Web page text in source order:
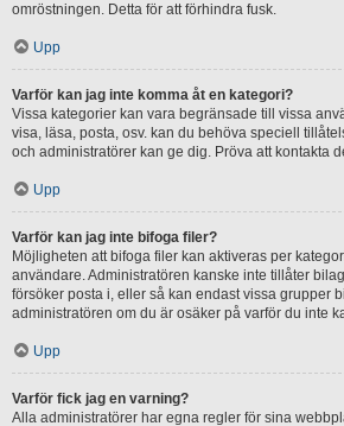
omröstningen. Detta för att förhindra fusk.
Upp
Varför kan jag inte komma åt en kategori?
Vissa kategorier kan vara begränsade till vissa
visa, läsa, posta, osv. kan du behöva speciell
och administratörer kan ge dig. Pröva att kontakta
Upp
Varför kan jag inte bifoga filer?
Möjligheten att bifoga filer kan aktiveras per
användare. Administratören kanske inte tillåter
försöker posta i, eller så kan endast vissa grupper
administratören om du är osäker på varför du inte
Upp
Varför fick jag en varning?
Alla administratörer har egna regler för sina